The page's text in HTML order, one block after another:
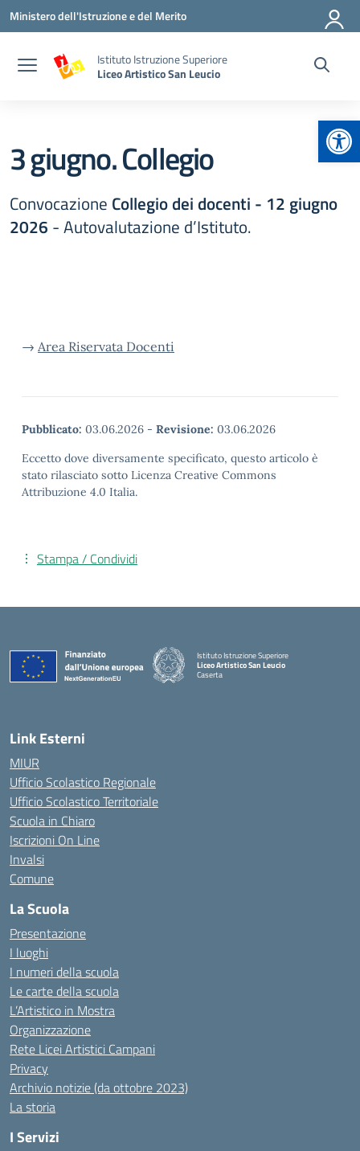
Vai ai contenuti
Vai al menu di navigazione
Vai al footer
Ministero dell'Istruzione e del Merito
Istituto Istruzione Superiore
Liceo Artistico San Leucio
3 giugno. Collegio
Convocazione Collegio dei docenti - 12 giugno
2026 - Autovalutazione d’Istituto.
→ Area Riservata Docenti
Pubblicato: 03.06.2026 - Revisione: 03.06.2026
Eccetto dove diversamente specificato, questo articolo è
stato rilasciato sotto Licenza Creative Commons
Attribuzione 4.0 Italia.
Stampa / Condividi
Istituto Istruzione Superiore
Liceo Artistico San Leucio
Caserta
Link Esterni
MIUR
Ufficio Scolastico Regionale
Ufficio Scolastico Territoriale
Scuola in Chiaro
Iscrizioni On Line
Invalsi
Comune
La Scuola
Presentazione
I luoghi
I numeri della scuola
Le carte della scuola
L’Artistico in Mostra
Organizzazione
Rete Licei Artistici Campani
Privacy
Archivio notizie (da ottobre 2023)
La storia
I Servizi